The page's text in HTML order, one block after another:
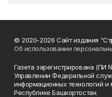
© 2020-2026 Сайт издания
Об использовании
Газета зарегистрирована (ПИ
Управлении Федеральной
информационных технологий
Республике Башкортостан.